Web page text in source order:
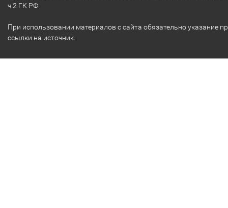
ч.2 ГК РФ.
При использовании материалов с сайта обязательно указание
ссылки на источник.